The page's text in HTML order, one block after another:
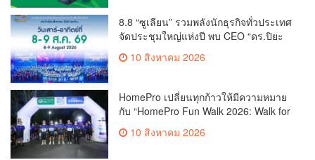
8.8 “ซูเลียน” รวมพลังนักธุรกิจทั่วประเทศ
จัดประชุมใหญ่แห่งปี พบ CEO “ดร.ปิยะ
วัฒน์” ถ่ายทอดวิสัยทัศน์ธุรกิจ พร้อมฟรี
คอนเสิร์ต “โชค รถแห่” ยกวง
10 สิงหาคม 2026
HomePro เปลี่ยนทุกก้าวให้มีความหมาย
กับ “HomePro Fun Walk 2026: Walk for
Life” ทุกก้าวที่เดิน… คือโอกาสแห่งการมี
ชีวิต10 สิงหาคม 2026